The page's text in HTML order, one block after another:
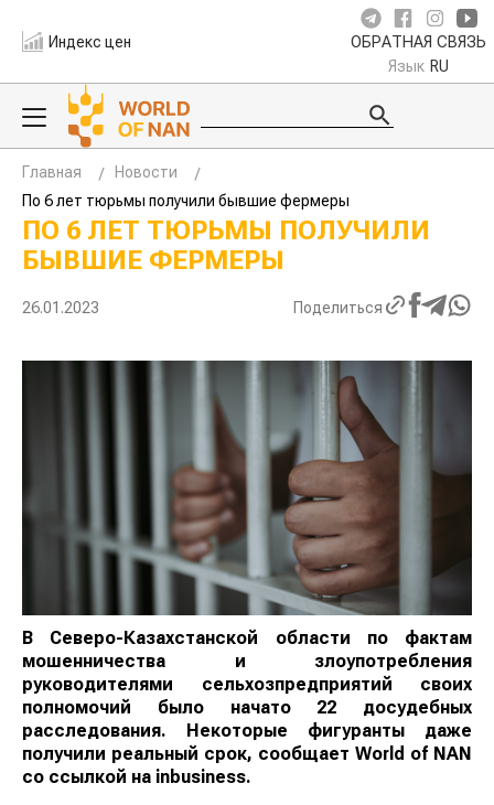
Индекс цен ОБРАТНАЯ СВЯЗЬ
Язык RU
Главная
Новости
По 6 лет тюрьмы получили бывшие фермеры
ПО 6 ЛЕТ ТЮРЬМЫ ПОЛУЧИЛИ
БЫВШИЕ ФЕРМЕРЫ
26.01.2023 Поделиться
В Северо-Казахстанской области по фактам
мошенничества и злоупотребления
руководителями сельхозпредприятий своих
полномочий было начато 22 досудебных
расследования. Некоторые фигуранты даже
получили реальный срок, сообщает World of NAN
со ссылкой на inbusiness.